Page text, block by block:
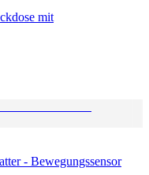
mit
- Bewegungssensor